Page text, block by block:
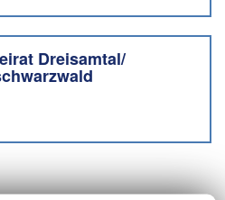
Dreisamtal/